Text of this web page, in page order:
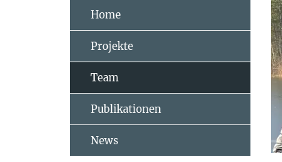
Home
Projekte
Team
Publikationen
News